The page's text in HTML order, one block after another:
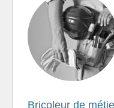
Bricoleur de